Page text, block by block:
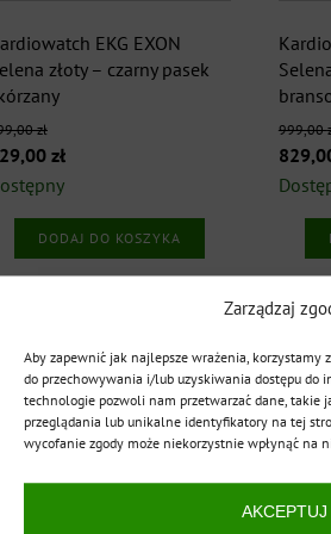
Zarządzaj
Aby zapewnić jak najlepsze wrażenia,
do przechowywania i/lub uzyskiwania dostępu do
technologie pozwoli nam przetwarzać dane, takie
przeglądania lub unikalne identyfikatory na tej
wycofanie zgody może niekorzystnie wpłynąć na
AKCEPTUJ
EKG EXON
złoty – czarny pasek
zł
zł.
złAktualna
wynosi:
829,00 zł.
DODAJ DO KOSZYKA
999,00
cena
BESTSELLER
NOWOŚĆ